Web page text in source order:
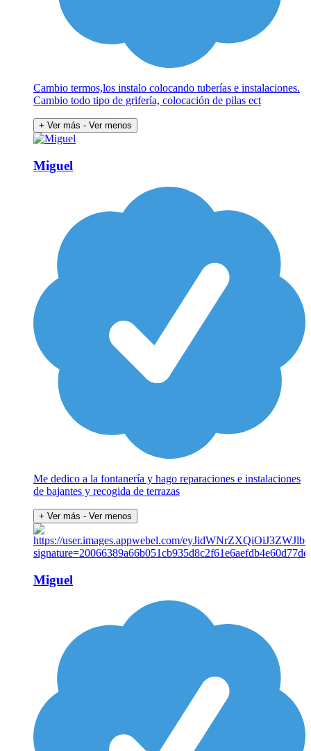
Cambio termos,los instalo colocando tuberías e instalaciones.
Cambio todo tipo de grifería, colocación de pilas ect
+ Ver más - Ver menos
Miguel
Me dedico a la fontanería y hago reparaciones e instalaciones
de bajantes y recogida de terrazas
+ Ver más - Ver menos
Miguel